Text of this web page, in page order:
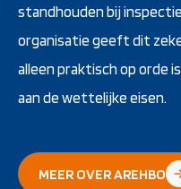
standhouden bij
organisatie geeft dit
alleen praktisch op orde
aan de wettelijke eisen.
MEER OVER AREHBO